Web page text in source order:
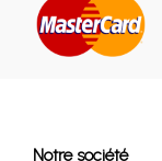
Notre société